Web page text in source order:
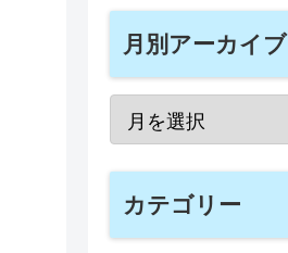
月別アーカイブ
カテゴリー